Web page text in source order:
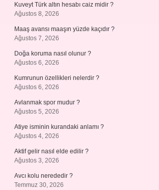
Kuveyt Türk altın hesabı caiz midir ?
Ağustos 8, 2026
Maaş avansı maaşın yüzde kaçıdır ?
Ağustos 7, 2026
Doğa koruma nasıl olunur ?
Ağustos 6, 2026
Kumrunun özellikleri nelerdir ?
Ağustos 6, 2026
Avlanmak spor mudur ?
Ağustos 5, 2026
Atiye isminin kurandaki anlamı ?
Ağustos 4, 2026
Aktif gelir nasıl elde edilir ?
Ağustos 3, 2026
Avcı kolu nerededir ?
Temmuz 30, 2026